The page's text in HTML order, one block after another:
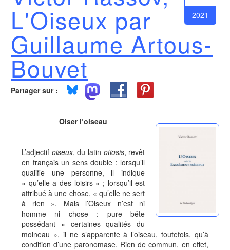
2021
L'Oiseux par
Guillaume Artous-
Bouvet
Partager sur :
Oiser l’oiseau
L’adjectif oiseux, du latin otiosis, revêt
en français un sens double : lorsqu’il
qualifie une personne, il indique
« qu’elle a des loisirs » ; lorsqu’il est
attribué à une chose, « qu’elle ne sert
à rien ». Mais l’Oiseux n’est ni
homme ni chose : pure bête
possédant « certaines qualités du
moineau », il ne s’apparente à l’oiseau, toutefois, qu’à
condition d’une paronomase. Rien de commun, en effet,